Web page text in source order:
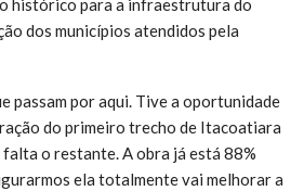
histórico para a infraestrutura do
dos municípios atendidos pela
passam por aqui. Tive a oportunidade
do primeiro trecho de Itacoatiara
o restante. A obra já está 88%
ela totalmente vai melhorar a